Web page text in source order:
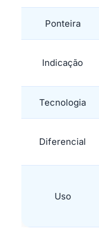
Ponteira
Indicação
Tecnologia
Diferencial
Uso